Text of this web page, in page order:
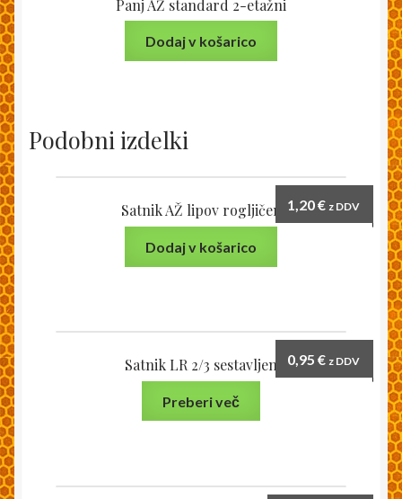
Panj AŽ standard 2-etažni
Dodaj v košarico
Podobni izdelki
Satnik AŽ lipov rogljičen 1,20€ z DDV
Dodaj v košarico
Satnik LR 2/3 sestavljen 0,95€ z DDV
Preberi več